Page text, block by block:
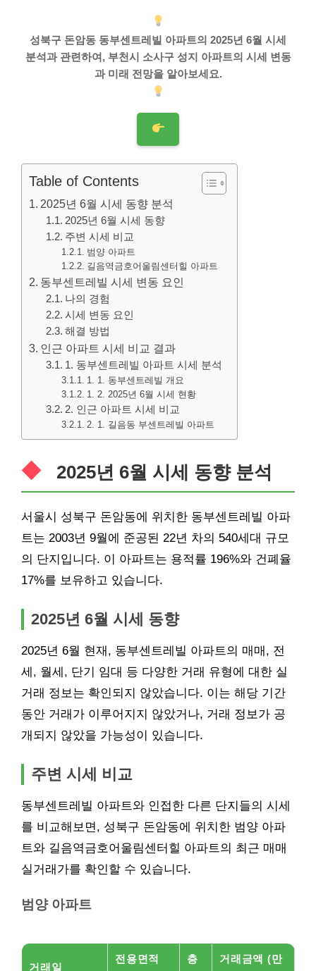
성북구 돈암동 동부센트레빌 아파트의 2025년 6월 시세
분석과 관련하여, 부천시 소사구 성지 아파트의 시세 변동
과 미래 전망을 알아보세요.
Table of Contents
2025년 6월 시세 동향 분석
2025년 6월 시세 동향
주변 시세 비교
범양 아파트
길음역금호어울림센터힐 아파트
동부센트레빌 시세 변동 요인
나의 경험
시세 변동 요인
해결 방법
인근 아파트 시세 비교 결과
1. 동부센트레빌 아파트 시세 분석
1. 1. 동부센트레빌 개요
1. 2. 2025년 6월 시세 현황
2. 인근 아파트 시세 비교
2. 1. 길음동 부센트레빌 아파트
2025년 6월 시세 동향 분석
서울시 성북구 돈암동에 위치한 동부센트레빌 아파
트는 2003년 9월에 준공된 22년 차의 540세대 규모
의 단지입니다. 이 아파트는 용적률 196%와 건폐율
17%를 보유하고 있습니다.
2025년 6월 시세 동향
2025년 6월 현재, 동부센트레빌 아파트의 매매, 전
세, 월세, 단기 임대 등 다양한 거래 유형에 대한 실
거래 정보는 확인되지 않았습니다. 이는 해당 기간
동안 거래가 이루어지지 않았거나, 거래 정보가 공
개되지 않았을 가능성이 있습니다.
주변 시세 비교
동부센트레빌 아파트와 인접한 다른 단지들의 시세
를 비교해보면, 성북구 돈암동에 위치한 범양 아파
트와 길음역금호어울림센터힐 아파트의 최근 매매
실거래가를 확인할 수 있습니다.
범양 아파트
거래일
전용면적
층
거래금액 (만